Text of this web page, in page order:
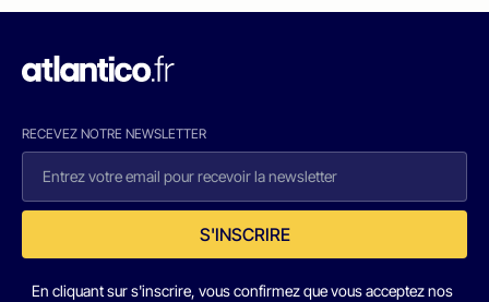
RECEVEZ NOTRE NEWSLETTER
S'INSCRIRE
En cliquant sur s'inscrire, vous confirmez que vous acceptez nos